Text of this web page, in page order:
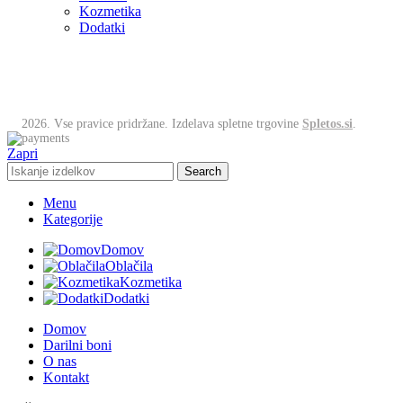
Kozmetika
Dodatki
2026. Vse pravice pridržane. Izdelava spletne trgovine Spletos.si
Zapri
Search
Menu
Kategorije
Domov
Oblačila
Kozmetika
Dodatki
Domov
Darilni boni
O nas
Kontakt